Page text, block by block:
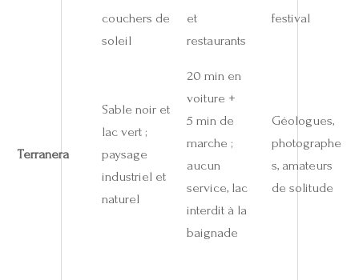
couchers de
soleil
et
restaurants
festival
Terranera
Sable noir et
lac vert ;
paysage
industriel et
naturel
20 min en
voiture +
5 min de
marche ;
aucun
service, lac
interdit à la
baignade
Géologues,
photographe
s, amateurs
de solitude